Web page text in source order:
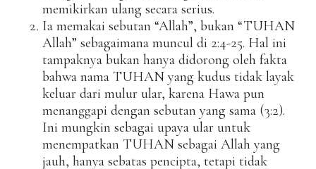
memikirkan ulang secara serius.
Ia memakai sebutan “Allah”, bukan “TUHAN
Allah” sebagaimana muncul di 2:4-25. Hal ini
tampaknya bukan hanya didorong oleh fakta
bahwa nama TUHAN yang kudus tidak layak
keluar dari mulur ular, karena Hawa pun
menanggapi dengan sebutan yang sama (3:2).
Ini mungkin sebagai upaya ular untuk
menempatkan TUHAN sebagai Allah yang
jauh, hanya sebatas pencipta, tetapi tidak